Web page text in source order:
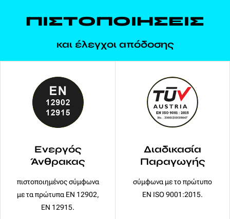
ΠΙΣΤΟΠΟΙΗΣΕΙΣ
και έλεγχοι απόδοσης
Ενεργός
Άνθρακας
πιστοποιημένος σύμφωνα
με τα πρώτυπα EN 12902,
EN 12915.
Διαδικασία
Παραγωγής
σύμφωνα με το πρώτυπο
EN ISO 9001:2015.